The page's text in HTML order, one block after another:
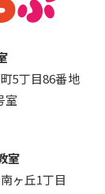
5丁目86番地
室
室
ヶ丘1丁目